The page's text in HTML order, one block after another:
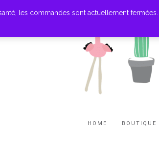
HOME BOUTIQUE
les commandes sont actuellement